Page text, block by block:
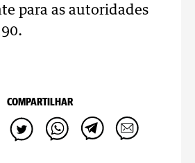
para as autoridades
COMPARTILHAR